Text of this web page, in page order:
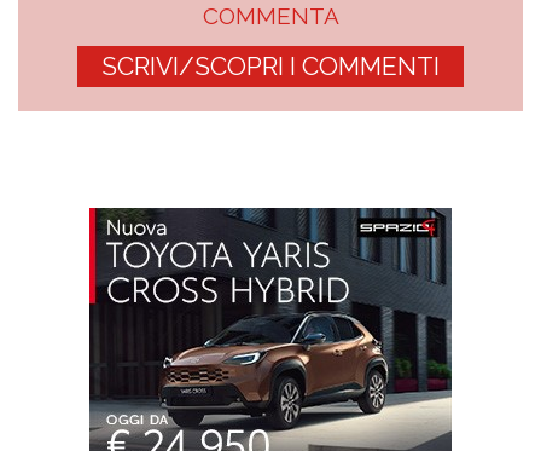
COMMENTA
SCRIVI/SCOPRI I COMMENTI